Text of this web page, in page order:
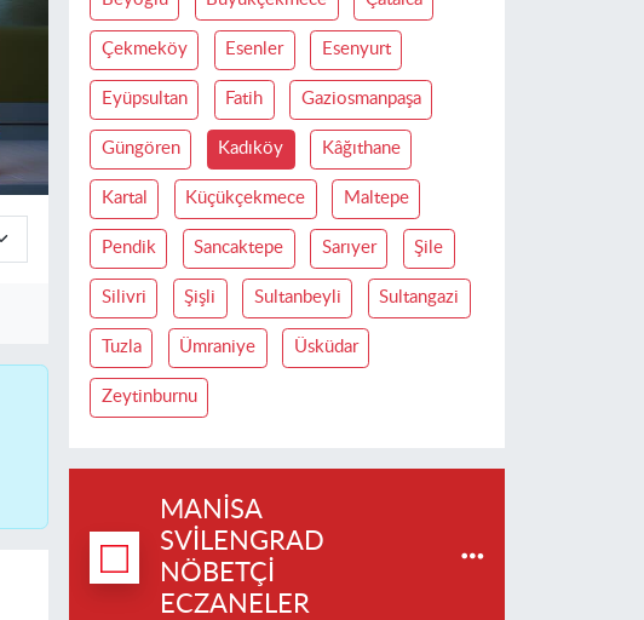
Çekmeköy Esenler Esenyurt
Eyüpsultan Fatih Gaziosmanpaşa
Güngören Kadıköy Kâğıthane
Kartal Küçükçekmece Maltepe
Pendik Sancaktepe Sarıyer Şile
Silivri Şişli Sultanbeyli Sultangazi
Tuzla Ümraniye Üsküdar
Zeytinburnu
MANISA
SVILENGRAD
NÖBETÇI
ECZANELER